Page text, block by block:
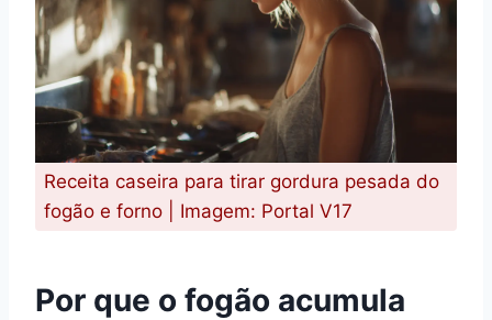
Receita caseira para tirar gordura pesada do
fogão e forno | Imagem: Portal V17
Por que o fogão acumula